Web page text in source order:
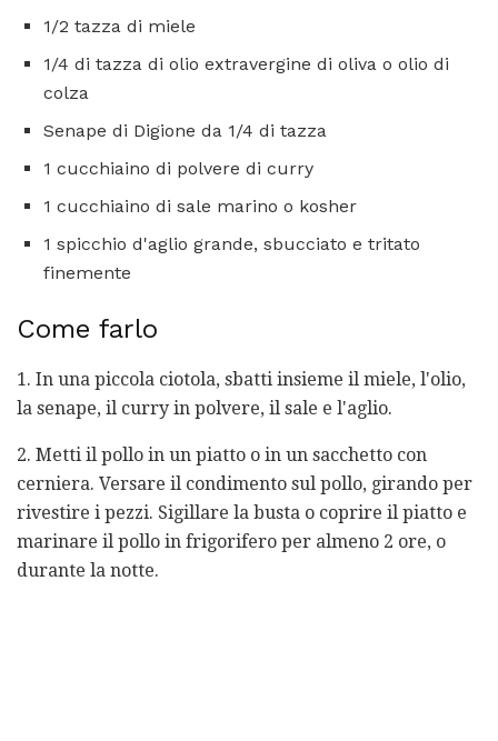
1/2 tazza di miele
1/4 di tazza di olio extravergine di oliva o olio di
colza
Senape di Digione da 1/4 di tazza
1 cucchiaino di polvere di curry
1 cucchiaino di sale marino o kosher
1 spicchio d'aglio grande, sbucciato e tritato
finemente
Come farlo
1. In una piccola ciotola, sbatti insieme il miele, l'olio,
la senape, il curry in polvere, il sale e l'aglio.
2. Metti il ​​pollo in un piatto o in un sacchetto con
cerniera. Versare il condimento sul pollo, girando per
rivestire i pezzi. Sigillare la busta o coprire il piatto e
marinare il pollo in frigorifero per almeno 2 ore, o
durante la notte.